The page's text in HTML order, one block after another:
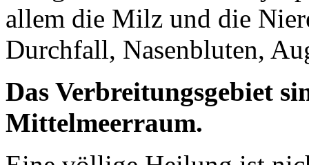
allem die Milz und die
Durchfall, Nasenbluten,
Das Verbreitungsgebiet
Mittelmeerraum.